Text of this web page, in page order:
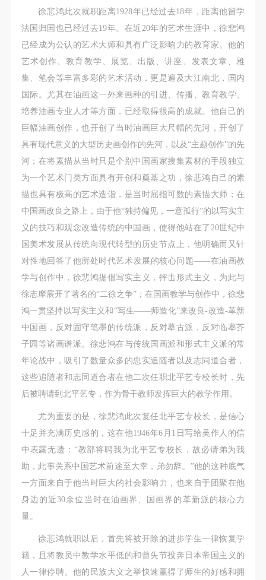
徐悲鸿此次就职距离1928年已经过去18年，距离他留学
法国归国也已经过去19年。在近20年的艺术生涯中，徐悲鸿
已经成为公认的艺术大师和具有广泛影响力的教育家。他的
艺术创作、教育教学、展览、出版、讲座、发表文章、雅
集、笔会等丰富多彩的艺术活动，更是遍及大江南北，国内
国际。尤其在油画这一外来画种的引进、传播、教育教学、
培养油画专业人才等方面，已经取得很高的成就。他自己的
巨幅油画创作，也开创了当时油画巨大尺幅的先河，开创了
具有现代意义的大型历史画创作的先河，以及“主题创作”的先
河；在将素描从当时只是个别中国画家搜集素材的手段独立
为一个艺术门类方面具有开创和奠基之功，徐悲鸿自己的素
描也具有极高的艺术造诣，是当时屈指可数的素描大师；在
中国画改良之路上，由于他“独持偏见，一意孤行”的以写实主
义的技巧和观念改造传统的中国画，使得他站在了20世纪中
国美术发展从传统向现代转型的历史节点上，他明确而又针
对性地回答了他所处时代艺术发展的核心问题——在油画教
学与创作中，徐悲鸿提倡写实主义，抨击形式主义，为此与
徐志摩展开了著名的“二徐之争”；在国画教学与创作中，徐悲
鸿一贯坚持以写实主义和“写生——师造化”来改良-改造-革新
中国画，反对固守笔墨的传统派，反对摹古派，反对临摹芥
子园等诸画谱派。徐悲鸿在与传统国画派和形式主义派的常
年论战中，吸引了数量众多的忠实追随者以及志同道合者，
这些追随者和志同道合者在他二次任职北平艺专校长时，先
后被聘请到北平艺专，作为骨干教师发挥巨大的教学作用。
尤为重要的是，徐悲鸿此次复任北平艺专校长，是信心
十足并充满历史感的，这在他1946年6月1日写给吴作人的信
中表露无遗：“教部将聘我为北平艺专校长，故必请弟为我
助，此事关系中国艺术前途至大幸，弟勿辞。”他的这种底气
一方面来自于他当时巨大的社会影响力，也来自于团聚在他
身边的近30余位当时在油画界、国画界的革新派的核心力
量。
徐悲鸿就职以后，首先将被开除的进步学生一律恢复学
籍，且将教员中教学水平低的和曾失节投奔日本帝国主义的
人一律停聘。他的民族大义之举快速赢得了师生的好感和拥